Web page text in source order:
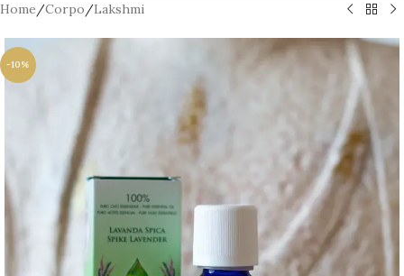
Home/Corpo/Lakshmi
-10%